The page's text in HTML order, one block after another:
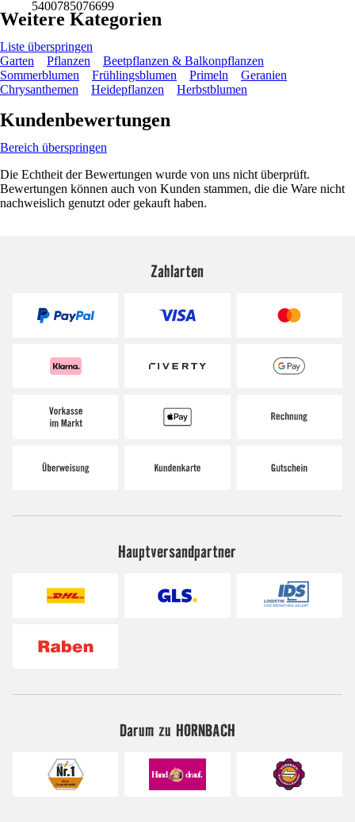
5400785076699
Weitere Kategorien
Liste überspringen
Garten
Pflanzen
Beetpflanzen & Balkonpflanzen
Sommerblumen
Frühlingsblumen Primeln
Geranien
Chrysanthemen
Heidepflanzen Herbstblumen
Kundenbewertungen
Bereich überspringen
Die Echtheit der Bewertungen wurde von uns nicht überprüft.
Bewertungen können auch von Kunden stammen, die die Ware nicht
nachweislich genutzt oder gekauft haben.
Zahlarten
Hauptversandpartner
Darum zu HORNBACH